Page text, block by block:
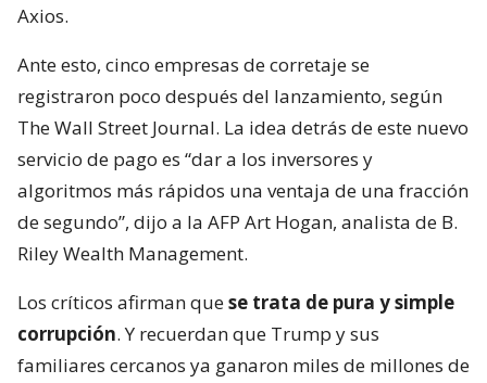
Axios.
Ante esto, cinco empresas de corretaje se
registraron poco después del lanzamiento, según
The Wall Street Journal. La idea detrás de este nuevo
servicio de pago es “dar a los inversores y
algoritmos más rápidos una ventaja de una fracción
de segundo”, dijo a la AFP Art Hogan, analista de B.
Riley Wealth Management.
Los críticos afirman quese trata de pura y simple
corrupción. Y recuerdan que Trump y sus
familiares cercanos ya ganaron miles de millones de